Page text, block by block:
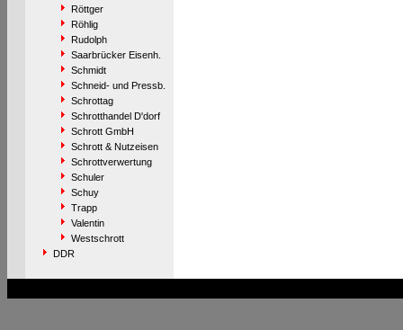
Röttger
Röhlig
Rudolph
Saarbrücker Eisenh.
Schmidt
Schneid- und Pressb.
Schrottag
Schrotthandel D'dorf
Schrott GmbH
Schrott & Nutzeisen
Schrottverwertung
Schuler
Schuy
Trapp
Valentin
Westschrott
DDR